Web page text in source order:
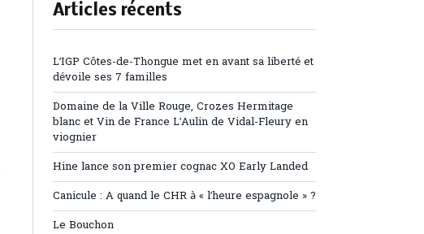
Articles récents
L’IGP Côtes-de-Thongue met en avant sa liberté et
dévoile ses 7 familles
Domaine de la Ville Rouge, Crozes Hermitage
blanc et Vin de France L’Aulin de Vidal-Fleury en
viognier
Hine lance son premier cognac XO Early Landed
Canicule : A quand le CHR à « l’heure espagnole » ?
Le Bouchon